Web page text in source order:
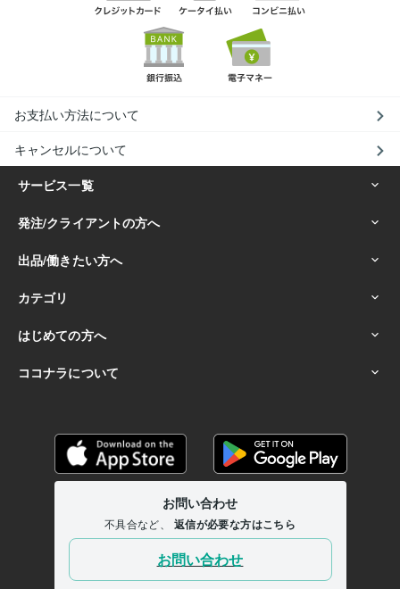
お支払い方法について
キャンセルについて